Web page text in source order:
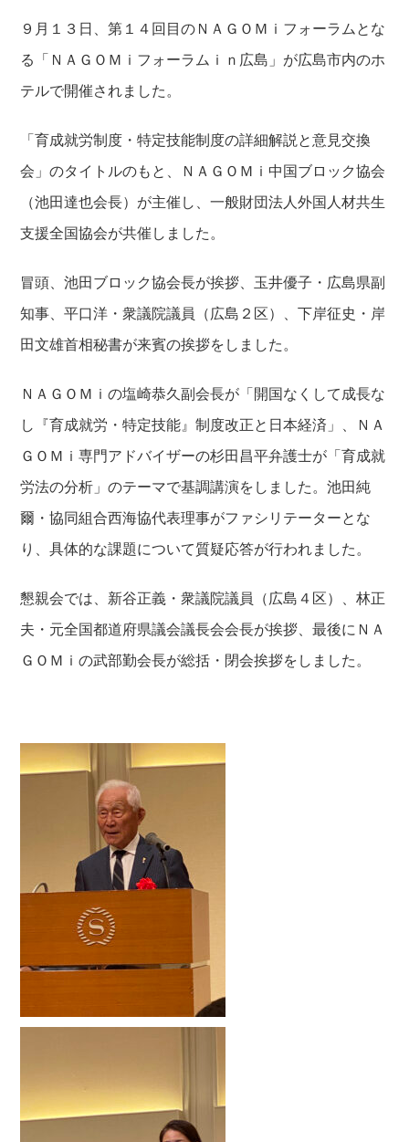
９月１３日、第１４回目のＮＡＧＯＭｉフォーラムとな
る「ＮＡＧＯＭｉフォーラムｉｎ広島」が広島市内のホ
テルで開催されました。
「育成就労制度・特定技能制度の詳細解説と意見交換
会」のタイトルのもと、ＮＡＧＯＭｉ中国ブロック協会
（池田達也会長）が主催し、一般財団法人外国人材共生
支援全国協会が共催しました。
冒頭、池田ブロック協会長が挨拶、玉井優子・広島県副
知事、平口洋・衆議院議員（広島２区）、下岸征史・岸
田文雄首相秘書が来賓の挨拶をしました。
ＮＡＧＯＭｉの塩崎恭久副会長が「開国なくして成長な
し『育成就労・特定技能』制度改正と日本経済」、ＮＡ
ＧＯＭｉ専門アドバイザーの杉田昌平弁護士が「育成就
労法の分析」のテーマで基調講演をしました。池田純
爾・協同組合西海協代表理事がファシリテーターとな
り、具体的な課題について質疑応答が行われました。
懇親会では、新谷正義・衆議院議員（広島４区）、林正
夫・元全国都道府県議会議長会会長が挨拶、最後にＮＡ
ＧＯＭｉの武部勤会長が総括・閉会挨拶をしました。